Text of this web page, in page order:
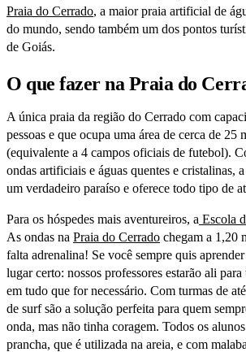
Praia do Cerrado, a maior praia artificial de
do mundo, sendo também um dos pontos
de Goiás.
O que fazer na Praia do
A única praia da região do Cerrado com
pessoas e que ocupa uma área de cerca de 25
(equivalente a 4 campos oficiais de futebol).
ondas artificiais e águas quentes e cristalinas, a
um verdadeiro paraíso e oferece todo tipo de
Para os hóspedes mais aventureiros, a Escola
As ondas na Praia do Cerrado chegam a 1,20
falta adrenalina! Se você sempre quis
lugar certo: nossos professores estarão ali
em tudo que for necessário. Com turmas de
de surf são a solução perfeita para quem
onda, mas não tinha coragem. Todos os
prancha, que é utilizada na areia, e com